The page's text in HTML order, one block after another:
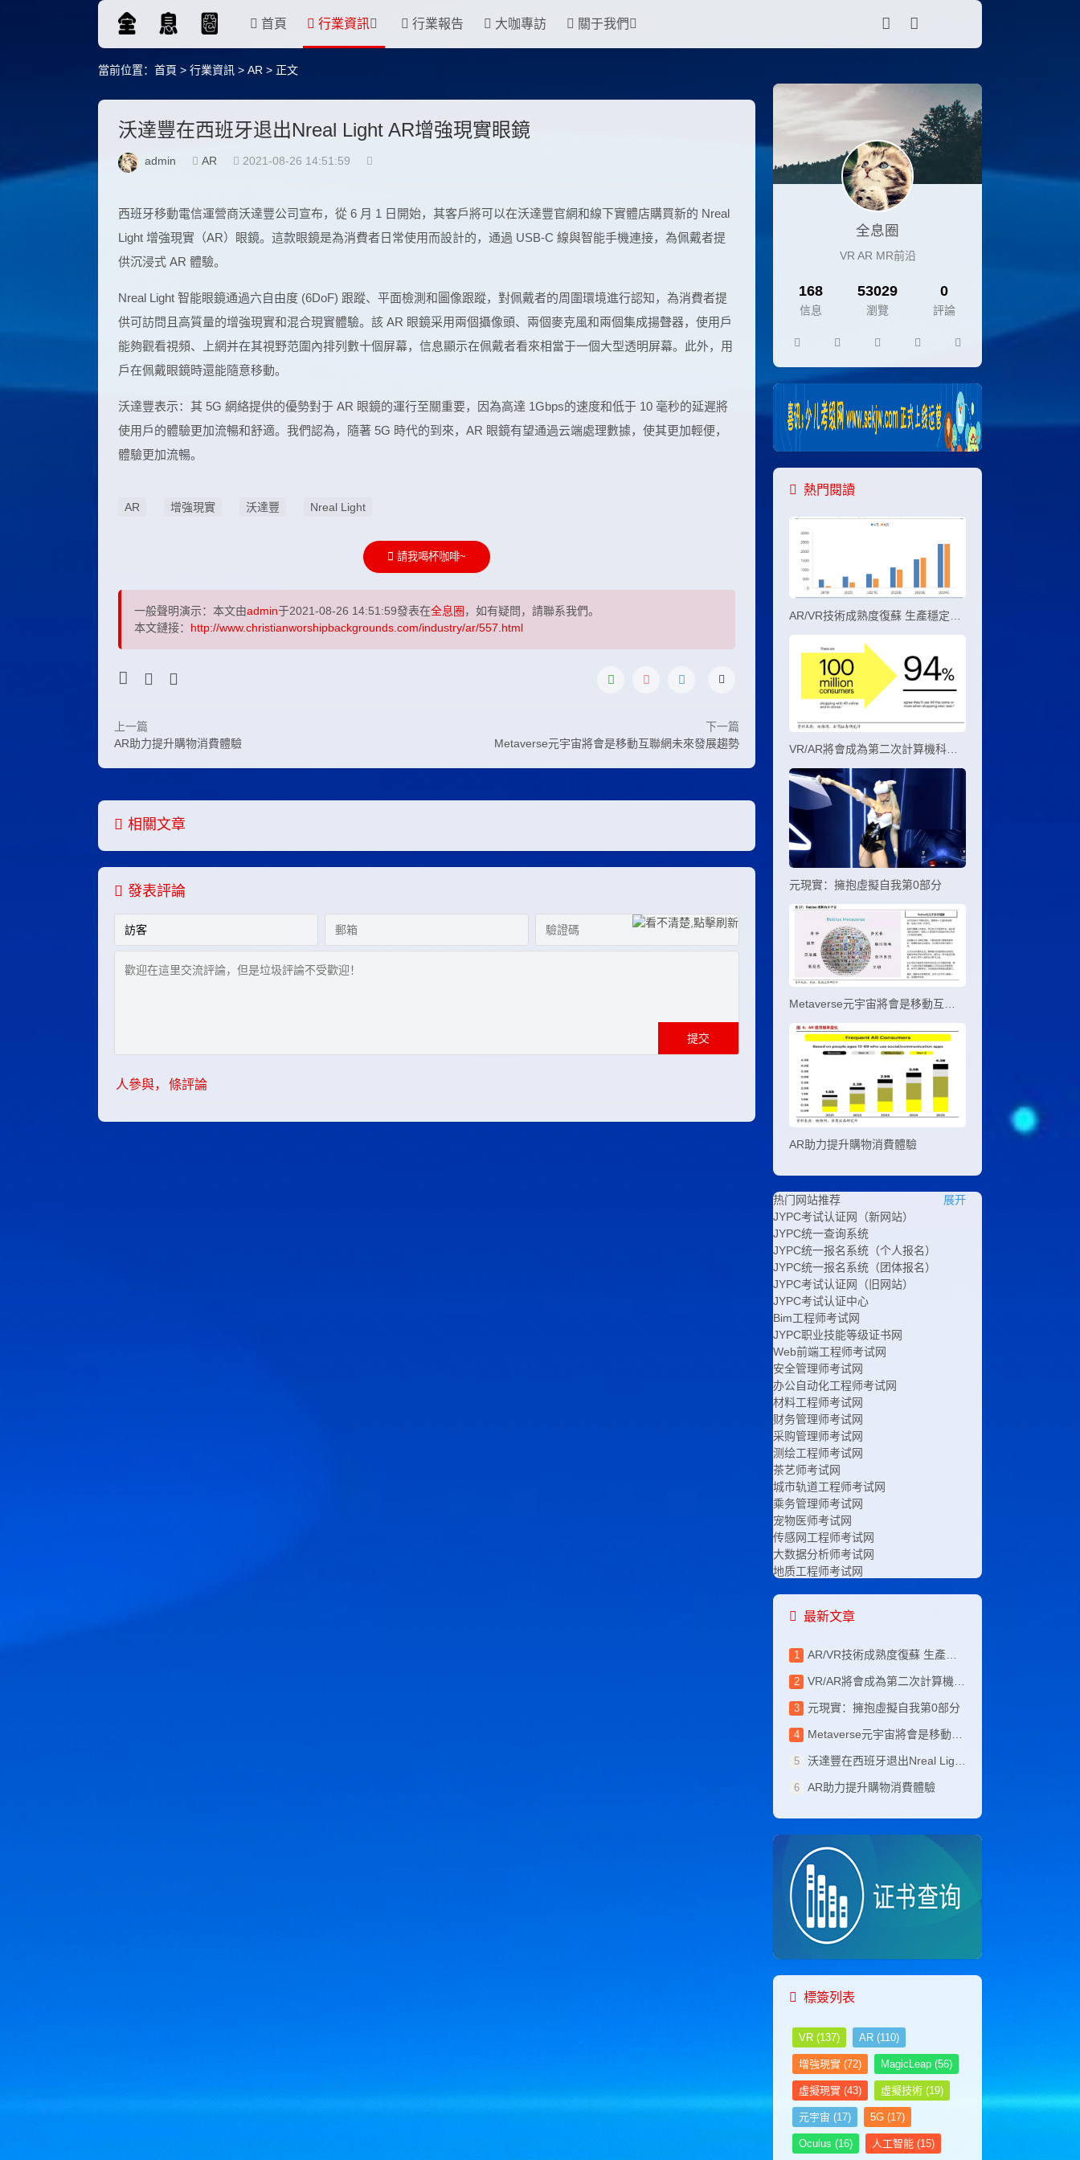
首頁 行業資訊 行業報告 大咖專訪 關于我們
當前位置： 首頁 > 行業資訊 > AR > 正文
沃達豐在西班牙退出Nreal Light AR增強現實眼鏡
admin AR 2021-08-26 14:51:59
西班牙移動電信運營商沃達豐公司宣布，從 6 月 1 日開始，其客戶將可以在沃達豐官網和線下實體店購買新的 Nreal
Light 增強現實（AR）眼鏡。這款眼鏡是為消費者日常使用而設計的，通過 USB-C 線與智能手機連接，為佩戴者提
供沉浸式 AR 體驗。
Nreal Light 智能眼鏡通過六自由度 (6DoF) 跟蹤、平面檢測和圖像跟蹤，對佩戴者的周圍環境進行認知，為消費者提
供可訪問且高質量的增強現實和混合現實體驗。該 AR 眼鏡采用兩個攝像頭、兩個麥克風和兩個集成揚聲器，使用戶
能夠觀看視頻、上網并在其視野范圍內排列數十個屏幕，信息顯示在佩戴者看來相當于一個大型透明屏幕。此外，用
戶在佩戴眼鏡時還能隨意移動。
沃達豐表示：其 5G 網絡提供的優勢對于 AR 眼鏡的運行至關重要，因為高達 1Gbps的速度和低于 10 毫秒的延遲將
使用戶的體驗更加流暢和舒適。我們認為，隨著 5G 時代的到來，AR 眼鏡有望通過云端處理數據，使其更加輕便，
體驗更加流暢。
AR 增強現實 沃達豐 Nreal Light
請我喝杯咖啡~
一般聲明演示：本文由admin于2021-08-26 14:51:59發表在全息圈 ，如有疑問，請聯系我們。
本文鏈接： http://www.christianworshipbackgrounds.com/industry/ar/557.html
上一篇
AR助力提升購物消費體驗
下一篇
Metaverse元宇宙將會是移動互聯網未來發展趨勢
相關文章
發表評論
人參與， 條評論
全息圈
VR AR MR前沿
168
信息
53029
瀏覽
0
評論
熱門閱讀
AR/VR技術成熟度復蘇 生產穩定產業規模化增長放量
元現實：擁抱虛擬自我第0部分
AR助力提升購物消費體驗
热门网站推荐
展开
JYPC考试认证网（新网站）
JYPC统一查询系统
JYPC统一报名系统（个人报名）
JYPC统一报名系统（团体报名）
JYPC考试认证网（旧网站）
JYPC考试认证中心
Bim工程师考试网
JYPC职业技能等级证书网
Web前端工程师考试网
安全管理师考试网
办公自动化工程师考试网
材料工程师考试网
财务管理师考试网
采购管理师考试网
测绘工程师考试网
茶艺师考试网
城市轨道工程师考试网
乘务管理师考试网
宠物医师考试网
传感网工程师考试网
大数据分析师考试网
地质工程师考试网
电子竞技师考试网
服装设计师考试网
高铁乘务师考试网
工程咨询师考试网
工业设计师考试网
公路工程师考试网
管理工程师考试网
商务师考试网
职业技能鉴定网
职业技能证书网
职业技能考试网
职业技能考试网
职业技能证书网
焊接工程师考试网
护理管理师考试网
花艺设计师考试网
化工工程师考试网
化妆品配方师考试网
会计师考试网
会展策划师考试网
机电工程师考试网
机器人工程师考试网
机械工程师考试网
计算机工程师
计算机应用工程师考试网
家具设计师考试网
最新文章
AR/VR技術成熟度復蘇 生產穩定產業規模化增長放量
VR/AR將會成為第二次計算機科技文明生產力
元現實：擁抱虛擬自我第0部分
Metaverse元宇宙將會是移動互聯網未來發展趨勢
沃達豐在西班牙退出Nreal Light AR增強現實眼鏡
AR助力提升購物消費體驗
標簽列表
VR (137) AR (110)
增強現實 (72) MagicLeap (56)
虛擬現實 (43) 虛擬技術 (19)
元宇宙 (17) 5G (17)
Oculus (16) 人工智能 (15)